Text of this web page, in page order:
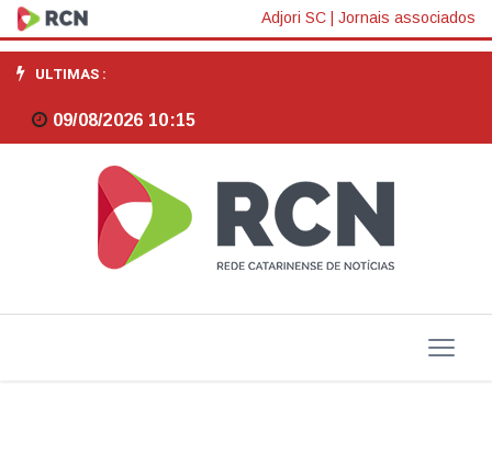
Renan
espera
que
mais
Adjori SC Jornais associados
ULTIMAS :
09/08/2026 10:15